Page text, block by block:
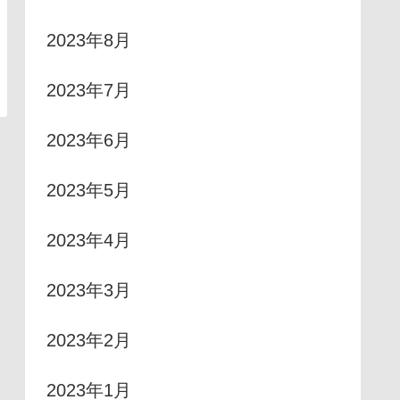
2023年8月
2023年7月
2023年6月
2023年5月
2023年4月
2023年3月
2023年2月
2023年1月